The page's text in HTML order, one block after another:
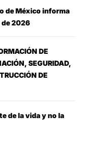
de México informa
de 2026
DE
SEGURIDAD,
DE
de la vida y no la